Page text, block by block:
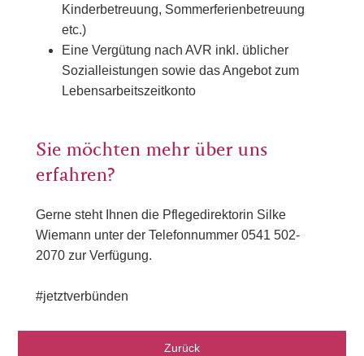
Kinderbetreuung, Sommerferienbetreuung
etc.)
Eine Vergütung nach AVR inkl. üblicher
Sozialleistungen sowie das Angebot zum
Lebensarbeitszeitkonto
Sie möchten mehr über uns
erfahren?
Gerne steht Ihnen die Pflegedirektorin Silke
Wiemann unter der Telefonnummer 0541 502-
2070 zur Verfügung.
#jetztverbünden
Zurück